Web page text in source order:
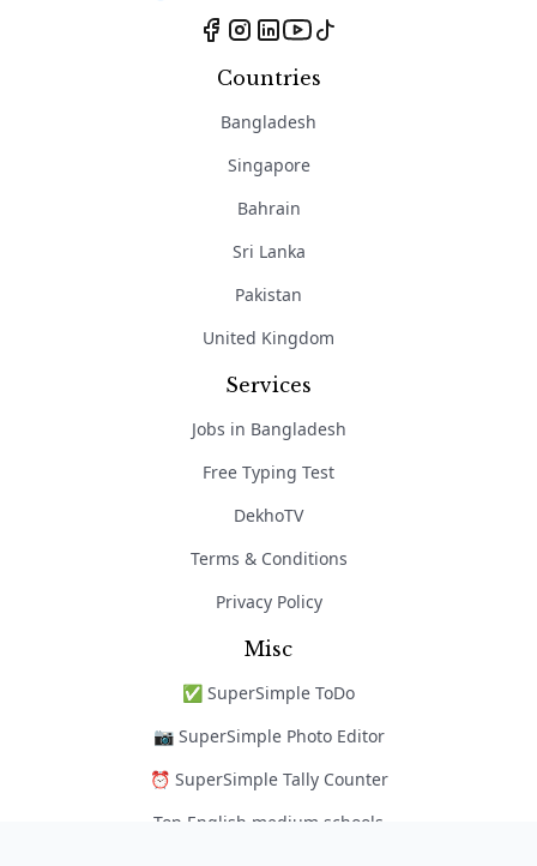
Countries
Bangladesh
Singapore
Bahrain
Sri Lanka
Pakistan
United Kingdom
Services
Jobs in Bangladesh
Free Typing Test
DekhoTV
Terms & Conditions
Privacy Policy
Misc
✅ SuperSimple ToDo
📷 SuperSimple Photo Editor
⏰ SuperSimple Tally Counter
Top English medium schools